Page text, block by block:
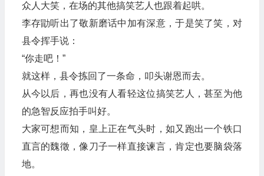
众人大笑，在场的其他搞笑艺人也跟着起哄。
李存勖听出了敬新磨话中加有深意，于是笑了笑，对
县令挥手说：
“你走吧！”
就这样，县令拣回了一条命，叩头谢恩而去。
从今以后，再也没有人看轻这位搞笑艺人，甚至为他
的急智反应拍手叫好。
大家可想而知，皇上正在气头时，如又跑出一个铁口
直言的魏徵，像刀子一样直接谏言，肯定也要脑袋落
地。